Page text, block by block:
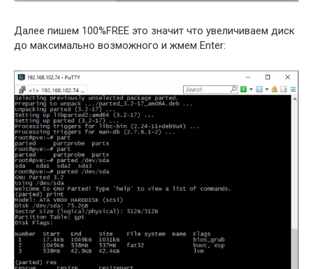
Далее пишем 100%FREE это значит что увеличиваем диск
до максимально возможного и жмем Enter: